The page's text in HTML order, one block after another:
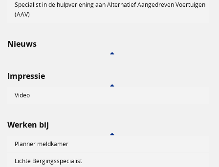
Specialist in de hulpverlening aan Alternatief Aangedreven Voertuigen
(AAV)
Nieuws
Impressie
Video
Werken bij
Planner meldkamer
Lichte Bergingsspecialist